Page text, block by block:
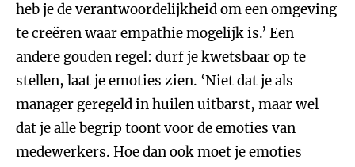
heb je de verantwoordelijkheid om een omgeving
te creëren waar empathie mogelijk is.’ Een
andere gouden regel: durf je kwetsbaar op te
stellen, laat je emoties zien. ‘Niet dat je als
manager geregeld in huilen uitbarst, maar wel
dat je alle begrip toont voor de emoties van
medewerkers. Hoe dan ook moet je emoties